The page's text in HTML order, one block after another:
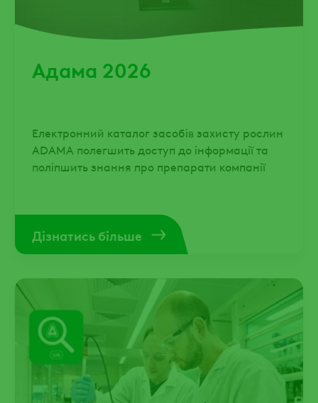
Адама 2026
Електронний каталог засобів захисту рослин
ADAMA полегшить доступ до інформації та
поліпшить знання про препарати компанії
Дізнатись більше